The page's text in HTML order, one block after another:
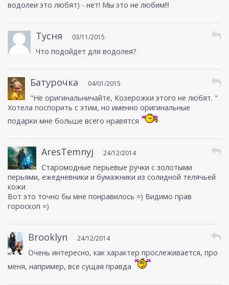
водолеи это любят) - нет! Мы это не любим!!!
Тусня 03/11/2015
Что подойдет для водолея?
Батурочка 04/01/2015
"Не оригинальничайте, Козерожки этого не любят. "
Хотела поспорить с этим, но именно оригинальные
подарки мне больше всего нравятся
AresTemnyj 24/12/2014
Старомодные перьевые ручки с золотыми
перьями, ежедневники и бумажники из солидной телячьей
кожи
Вот это точно бы мне понравилось =) Видимо прав
гороскоп =)
Brooklyn 24/12/2014
Очень интересно, как характер прослеживается, про
меня, например, все сущая правда